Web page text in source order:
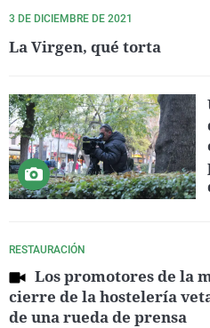
3 DE DICIEMBRE DE 2021
La Virgen, qué torta
RESTAURACIÓN
Los promotores de la
cierre de la hostelería
de una rueda de prensa